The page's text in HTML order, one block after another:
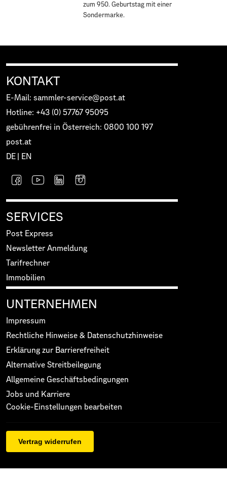
zum 950. Geburtstag mit einer
Sondermarke.
KONTAKT
E-Mail: sammler-service@post.at
Hotline: +43 (0) 57767 95095
gebührenfrei in Österreich: 0800 100 197
post.at
DE
EN
SERVICES
Post Express
Newsletter Anmeldung
Tarifrechner
Immobilien
UNTERNEHMEN
Impressum
Rechtliche Hinweise & Datenschutzhinweise
Erklärung zur Barrierefreiheit
Alternative Streitbeilegung
Allgemeine Geschäftsbedingungen
Jobs und Karriere
Cookie-Einstellungen bearbeiten
Vertrag widerrufen